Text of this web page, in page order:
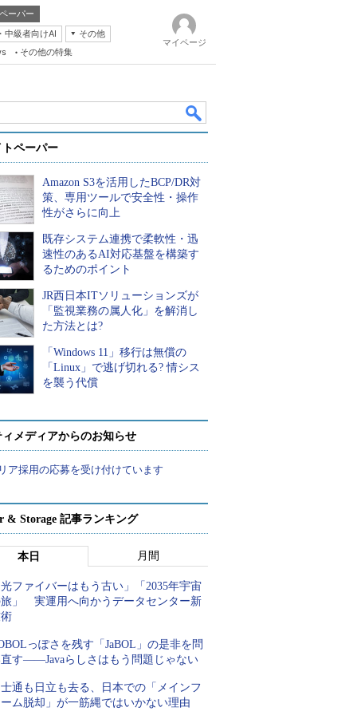
ーパー
中級者向けAI
その他
その他の特集
マイページ
ペーパー
Amazon S3を活用したBCP/DR対
策、専用ツールで安全性・操作
性がさらに向上
既存システム連携で柔軟性・迅
速性のあるAI対応基盤を構築す
るためのポイント
JR西日本ITソリューションズが
「監視業務の属人化」を解消し
た方法とは?
「Windows 11」移行は無償の
「Linux」で逃げ切れる? 情シス
を襲う代償
メディアからのお知らせ
ア採用の応募を受け付けています
& Storage 記事ランキング
本日 月間
ファイバーはもう古い」「2035年宇宙
」 実運用へ向かうデータセンター新
っぽさを残す「JaBOL」の是非を問
す――Javaらしさはもう問題じゃない
通も日立も去る、日本での「メインフ
ム脱却」が一筋縄ではいかない理由